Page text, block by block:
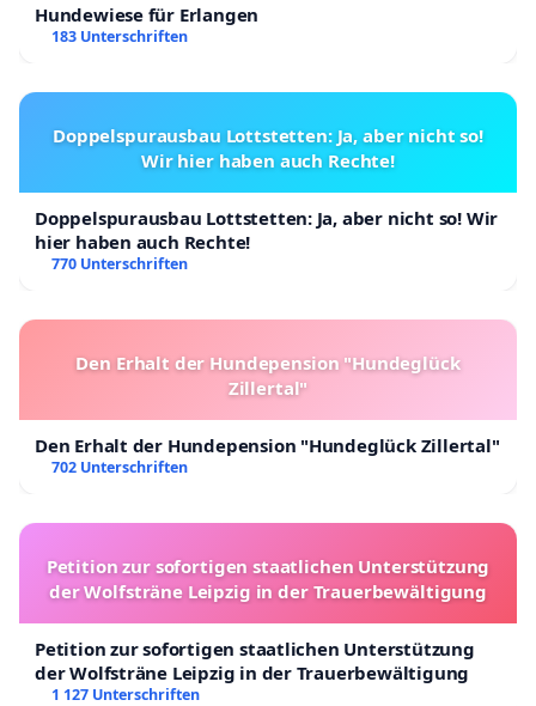
Hundewiese für Erlangen
183 Unterschriften
Doppelspurausbau Lottstetten: Ja, aber nicht so!
Wir hier haben auch Rechte!
Doppelspurausbau Lottstetten: Ja, aber nicht so! Wir
hier haben auch Rechte!
770 Unterschriften
Den Erhalt der Hundepension "Hundeglück
Zillertal"
Den Erhalt der Hundepension "Hundeglück Zillertal"
702 Unterschriften
Petition zur sofortigen staatlichen Unterstützung
der Wolfsträne Leipzig in der Trauerbewältigung
Petition zur sofortigen staatlichen Unterstützung
der Wolfsträne Leipzig in der Trauerbewältigung
1 127 Unterschriften